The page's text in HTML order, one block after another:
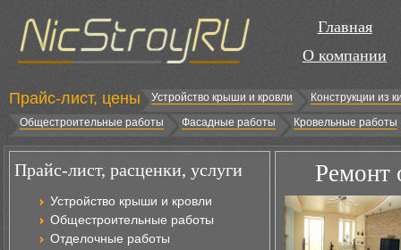
Главная
О компании
Прайс-лист, цены Устройство крыши и кровли
Конструкции из
Общестроительные работы
Фасадные работы Кровельные работы
Прайс-лист, расценки, услуги
Устройство крыши и кровли
Общестроительные работы
Отделочные работы
Ремонт